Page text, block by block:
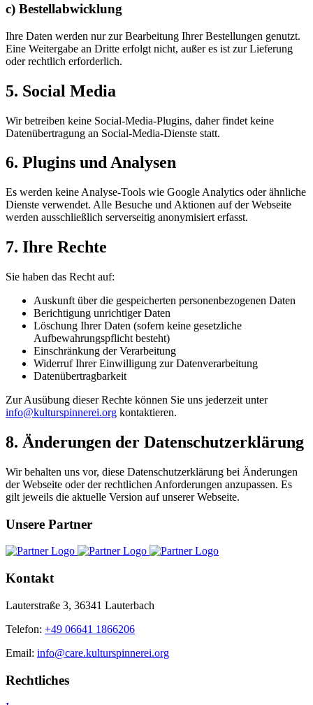
c) Bestellabwicklung
Ihre Daten werden nur zur Bearbeitung Ihrer Bestellungen genutzt.
Eine Weitergabe an Dritte erfolgt nicht, außer es ist zur Lieferung
oder rechtlich erforderlich.
5. Social Media
Wir betreiben keine Social-Media-Plugins, daher findet keine
Datenübertragung an Social-Media-Dienste statt.
6. Plugins und Analysen
Es werden keine Analyse-Tools wie Google Analytics oder ähnliche
Dienste verwendet. Alle Besuche und Aktionen auf der Webseite
werden ausschließlich serverseitig anonymisiert erfasst.
7. Ihre Rechte
Sie haben das Recht auf:
Auskunft über die gespeicherten personenbezogenen Daten
Berichtigung unrichtiger Daten
Löschung Ihrer Daten (sofern keine gesetzliche
Aufbewahrungspflicht besteht)
Einschränkung der Verarbeitung
Widerruf Ihrer Einwilligung zur Datenverarbeitung
Datenübertragbarkeit
Zur Ausübung dieser Rechte können Sie uns jederzeit unter
info@kulturspinnerei.org kontaktieren.
8. Änderungen der Datenschutzerklärung
Wir behalten uns vor, diese Datenschutzerklärung bei Änderungen
der Webseite oder der rechtlichen Anforderungen anzupassen. Es
gilt jeweils die aktuelle Version auf unserer Webseite.
Unsere Partner
Kontakt
Lauterstraße 3, 36341 Lauterbach
Telefon: +49 06641 1866206
Email: info@care.kulturspinnerei.org
Rechtliches